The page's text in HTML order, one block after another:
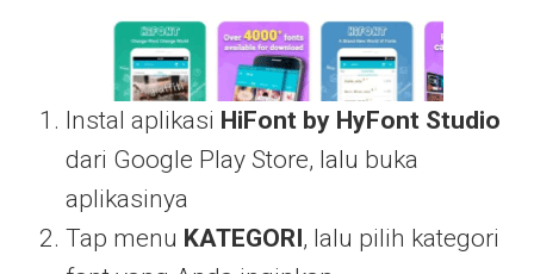
Instal aplikasi HiFont by HyFont Studio
dari Google Play Store, lalu buka
aplikasinya
Tap menu KATEGORI, lalu pilih kategori